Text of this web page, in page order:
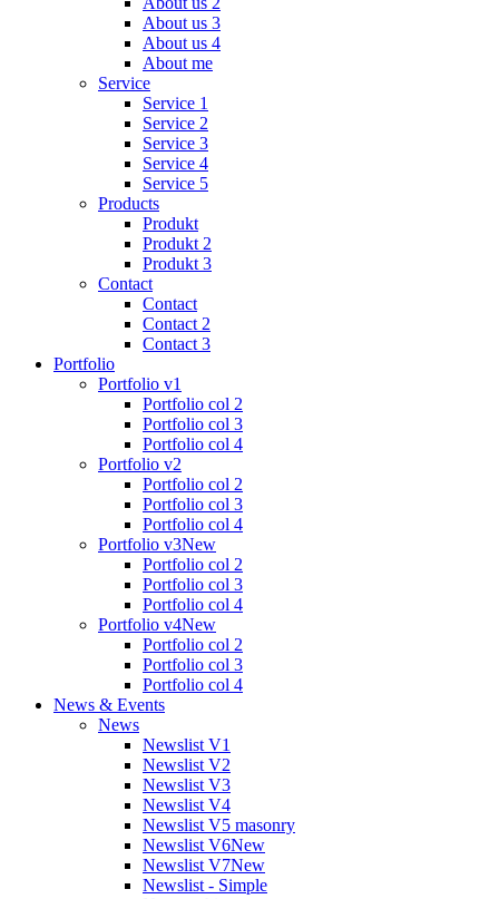
About us 3
About us 4
About me
Service
Service 1
Service 2
Service 3
Service 4
Service 5
Products
Produkt
Produkt 2
Produkt 3
Contact
Contact
Contact 2
Contact 3
Portfolio
Portfolio v1
Portfolio col 2
Portfolio col 3
Portfolio col 4
Portfolio v2
Portfolio col 2
Portfolio col 3
Portfolio col 4
Portfolio v3New
Portfolio col 2
Portfolio col 3
Portfolio col 4
Portfolio v4New
Portfolio col 2
Portfolio col 3
Portfolio col 4
News & Events
News
Newslist V1
Newslist V2
Newslist V3
Newslist V4
Newslist V5 masonry
Newslist V6New
Newslist V7New
Newslist - Simple